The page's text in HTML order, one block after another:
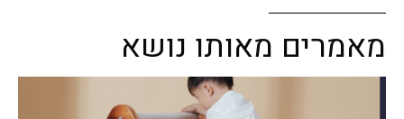
מאמרים מאותו נושא